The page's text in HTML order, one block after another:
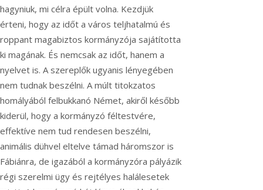
hagyniuk, mi célra épült volna. Kezdjük
érteni, hogy az időt a város teljhatalmú és
roppant magabiztos kormányzója sajátította
ki magának. És nemcsak az időt, hanem a
nyelvet is. A szereplők ugyanis lényegében
nem tudnak beszélni. A múlt titokzatos
homályából felbukkanó Német, akiről később
kiderül, hogy a kormányzó féltestvére,
effektíve nem tud rendesen beszélni,
animális dühvel eltelve támad háromszor is
Fábiánra, de igazából a kormányzóra pályázik
régi szerelmi ügy és rejtélyes halálesetek